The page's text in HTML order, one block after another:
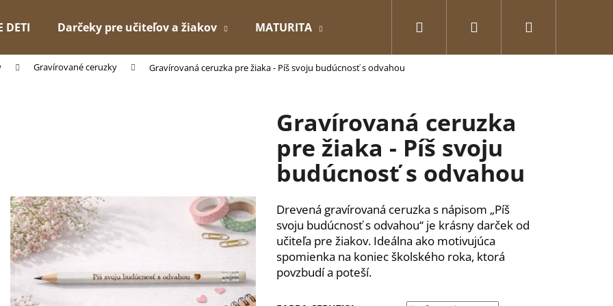
DETI Darčeky pre učiteľov a žiakov MATURITA GRAVÍROVANÉ Pre zamilovaných
Prihlásenie
Gravírované ceruzky Gravírovaná ceruzka pre žiaka - Píš svoju budúcnosť s odvahou
Gravírovaná ceruzka
pre žiaka - Píš svoju
budúcnosť s odvahou
Drevená gravírovaná ceruzka s nápisom „Píš
svoju budúcnosť s odvahou“ je krásny darček od
učiteľa pre žiakov. Ideálna ako motivujúca
spomienka na koniec školského roka, ktorá
povzbudí a poteší.
Čo potrebujete nájsť?